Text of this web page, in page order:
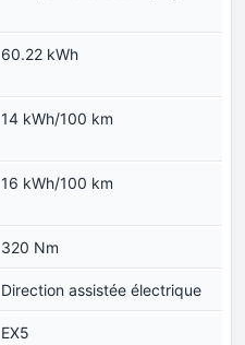
60.22 kWh
14 kWh/100 km
16 kWh/100 km
320 Nm
Direction assistée électrique
EX5